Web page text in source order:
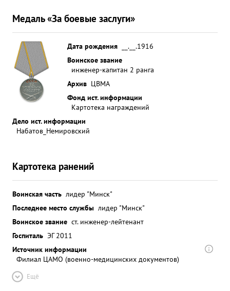
Медаль «За боевые заслуги»
Дата рождения
__.__.1916
Воинское звание
инженер-капитан 2 ранга
Архив ЦВМА
Фонд ист. информации
Картотека награждений
Дело ист. информации
Набатов_Немировский
Картотека ранений
Воинская часть лидер "Минск"
Последнее место службы лидер "Минск"
Воинское звание ст. инженер-лейтенант
Госпиталь ЭГ 2011
Источник информации
Филиал ЦАМО (военно-медицинских документов)
Ещё